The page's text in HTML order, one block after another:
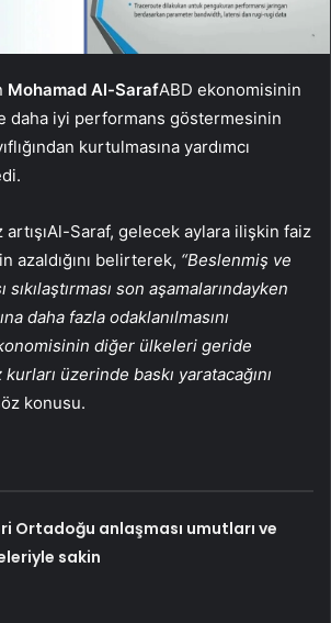
Mohamad Al-SarafABD ekonomisinin
daha iyi performans göstermesinin
kurtulmasına yardımcı
artışıAl-Saraf, gelecek aylara ilişkin faiz
azaldığını belirterek, “Beslenmiş ve
sıkılaştırması son aşamalarındayken
daha fazla odaklanılmasını
diğer ülkeleri geride
kurları üzerinde baskı yaratacağını
konusu.
Ortadoğu anlaşması umutları ve
sakin